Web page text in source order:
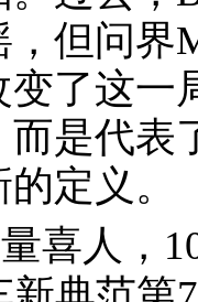
但问界
了这一
是代表
定义。